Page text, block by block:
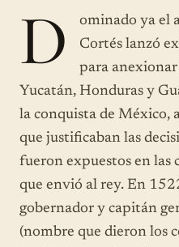
D
ominado ya el
Cortés lanzó
para
Yucatán, Honduras y
la conquista de México,
que justificaban las
fueron expuestos en las
que envió al rey. En
gobernador y capitán
(nombre que dieron los